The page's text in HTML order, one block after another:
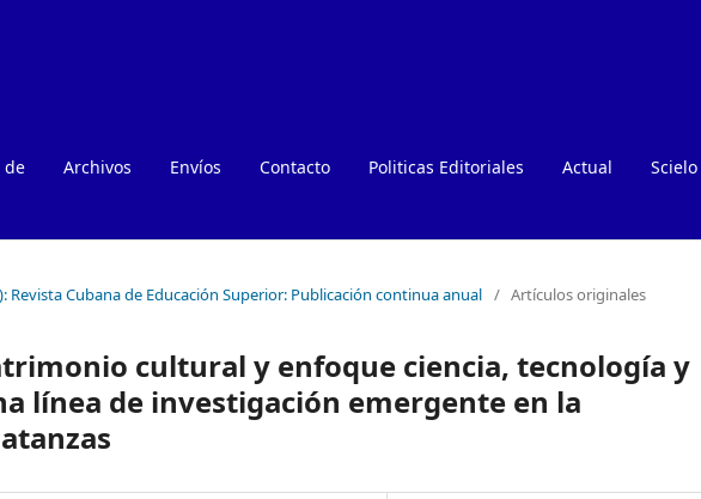
de Archivos Envíos Contacto Politicas Editoriales Actual Scielo
Revista Cubana de Educación Superior: Publicación continua anual / Artículos originales
cultural y enfoque ciencia, tecnología y
línea de investigación emergente en la